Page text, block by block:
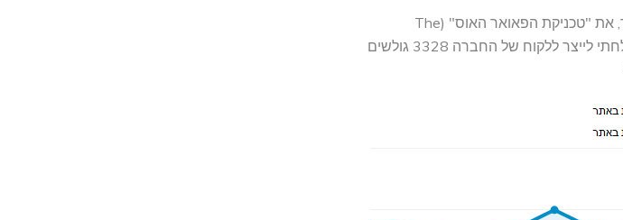
במאמר הבא אני אציג בפניכם, צעד אחר צעד, את "טכניקת הפאואר האוס" (The
Powerhouse Technique) שבאמצעותה הצלחתי לייצר ללקוח של החברה 3328 גולשים